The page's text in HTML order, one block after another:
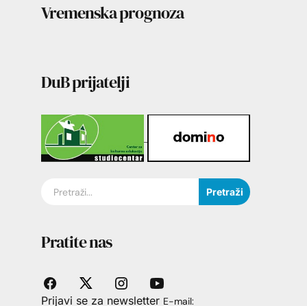
Vremenska prognoza
DuB prijatelji
Pretraži
Pratite nas
Prijavi se za newsletter E-mail: